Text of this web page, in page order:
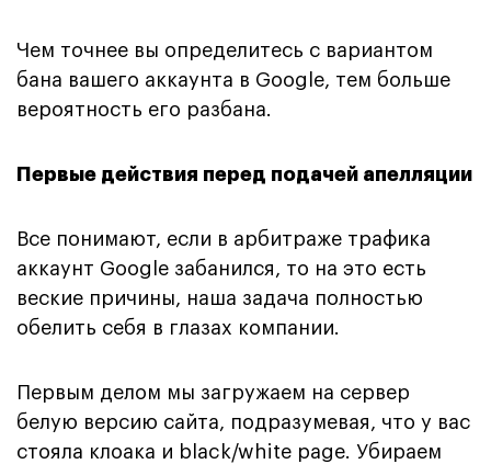
Чем точнее вы определитесь с вариантом
бана вашего аккаунта в Google, тем больше
вероятность его разбана.
Первые действия перед подачей апелляции
Все понимают, если в арбитраже трафика
аккаунт Google забанился, то на это есть
веские причины, наша задача полностью
обелить себя в глазах компании.
Первым делом мы загружаем на сервер
белую версию сайта, подразумевая, что у вас
стояла клоака и black/white page. Убираем